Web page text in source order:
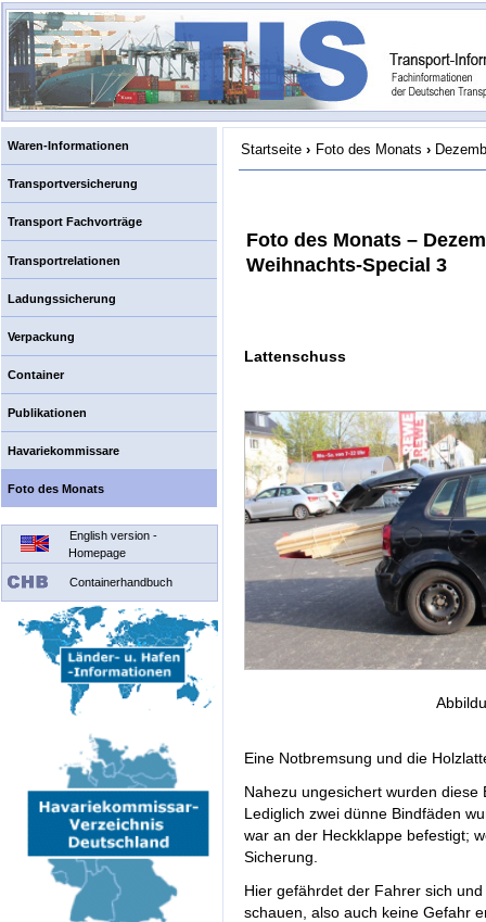
Waren-Informationen
Transportversicherung
Transport Fachvorträge
Transportrelationen
Ladungssicherung
Verpackung
Container
Publikationen
Havariekommissare
Foto des Monats
English version -
Homepage
Containerhandbuch
Startseite › Foto des Monats ›
Foto des Monats –
Weihnachts-Special 3
Lattenschuss
Eine Notbremsung und die
Nahezu ungesichert wurden
Lediglich zwei dünne Bindfäden
war an der Heckklappe befestigt;
Sicherung.
Hier gefährdet der Fahrer sich
schauen, also auch keine Gefahr